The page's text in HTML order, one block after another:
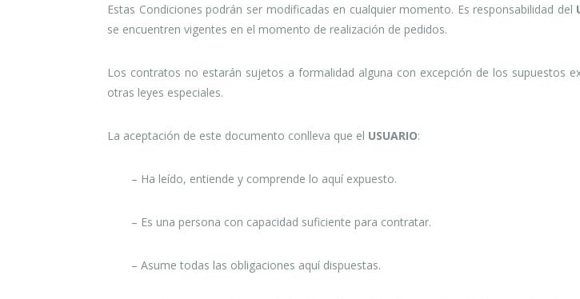
Estas Condiciones podrán ser modificadas en cualquier momento. Es responsabilidad del
se encuentren vigentes en el momento de realización de pedidos.
Los contratos no estarán sujetos a formalidad alguna con excepción de los supuestos
otras leyes especiales.
La aceptación de este documento conlleva que el USUARIO:
– Ha leído, entiende y comprende lo aquí expuesto.
– Es una persona con capacidad suficiente para contratar.
– Asume todas las obligaciones aquí dispuestas.